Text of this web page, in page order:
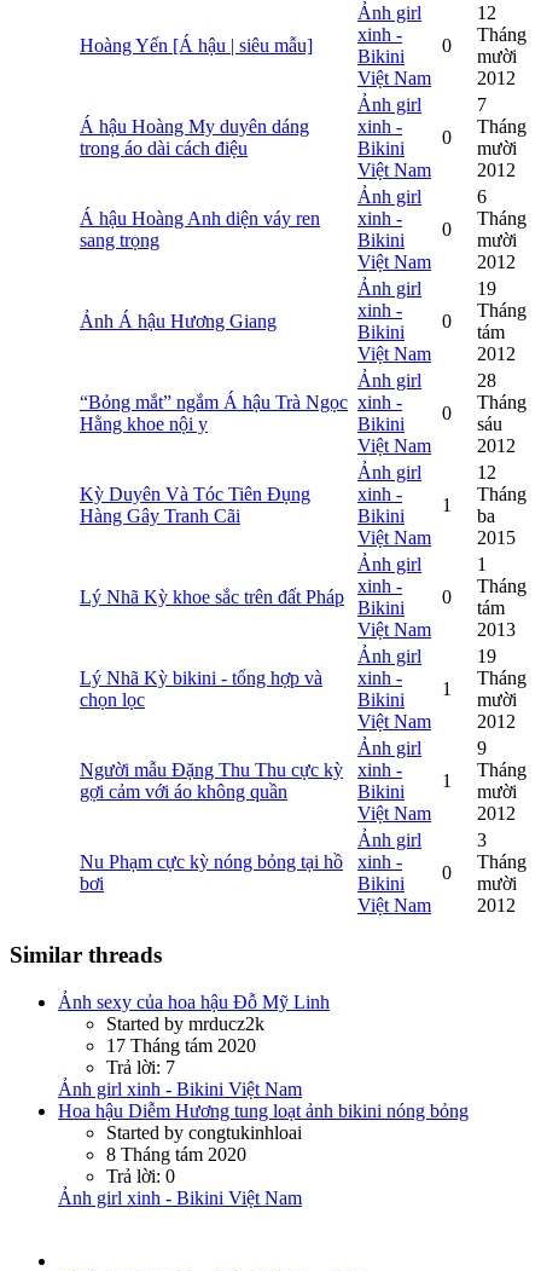
Hoàng Yến [Á hậu | siêu mẫu]
Ảnh girl
xinh -
Bikini
Việt Nam
0
12
Tháng
mười
2012
Á hậu Hoàng My duyên dáng
trong áo dài cách điệu
Ảnh girl
xinh -
Bikini
Việt Nam
0
7
Tháng
mười
2012
Á hậu Hoàng Anh diện váy ren
sang trọng
Ảnh girl
xinh -
Bikini
Việt Nam
0
6
Tháng
mười
2012
Ảnh Á hậu Hương Giang
Ảnh girl
xinh -
Bikini
Việt Nam
0
19
Tháng
tám
2012
“Bỏng mắt” ngắm Á hậu Trà Ngọc
Hằng khoe nội y
Ảnh girl
xinh -
Bikini
Việt Nam
0
28
Tháng
sáu
2012
Kỳ Duyên Và Tóc Tiên Đụng
Hàng Gây Tranh Cãi
Ảnh girl
xinh -
Bikini
Việt Nam
1
12
Tháng
ba
2015
Lý Nhã Kỳ khoe sắc trên đất Pháp
Ảnh girl
xinh -
Bikini
Việt Nam
0
1
Tháng
tám
2013
Lý Nhã Kỳ bikini - tổng hợp và
chọn lọc
Ảnh girl
xinh -
Bikini
Việt Nam
1
19
Tháng
mười
2012
Người mẫu Đặng Thu Thu cực kỳ
gợi cảm với áo không quần
Ảnh girl
xinh -
Bikini
Việt Nam
1
9
Tháng
mười
2012
Nu Phạm cực kỳ nóng bỏng tại hồ
bơi
Ảnh girl
xinh -
Bikini
Việt Nam
0
3
Tháng
mười
2012
Similar threads
Ảnh sexy của hoa hậu Đỗ Mỹ Linh
Started by mrducz2k
17 Tháng tám 2020
Trả lời: 7
Ảnh girl xinh - Bikini Việt Nam
Hoa hậu Diễm Hương tung loạt ảnh bikini nóng bỏng
Started by congtukinhloai
8 Tháng tám 2020
Trả lời: 0
Ảnh girl xinh - Bikini Việt Nam